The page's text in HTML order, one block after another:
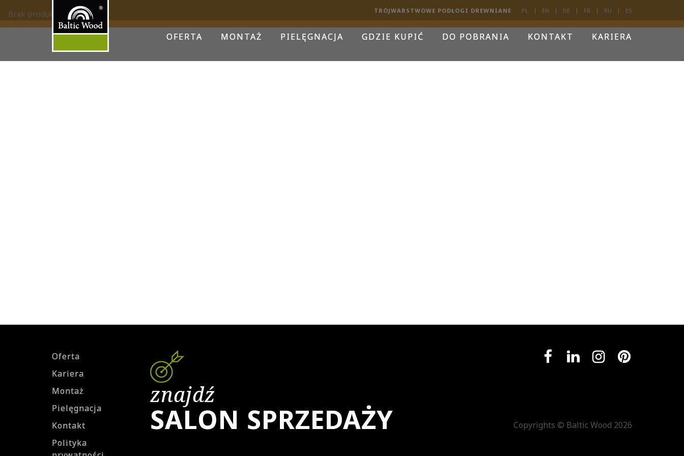
OFERTA MONTAŻ PIELĘGNACJA GDZIE KUPIĆ DO POBRANIA KONTAKT KARIERA
TRÓJWARSTWOWE PODŁOGI DREWNIANE PL EN DE FR RU ES
Brak produktów.
znajdź
SALON SPRZEDAŻY
Oferta
Kariera
Montaż
Pielęgnacja
Kontakt
Polityka
Copyrights © Baltic Wood 2026